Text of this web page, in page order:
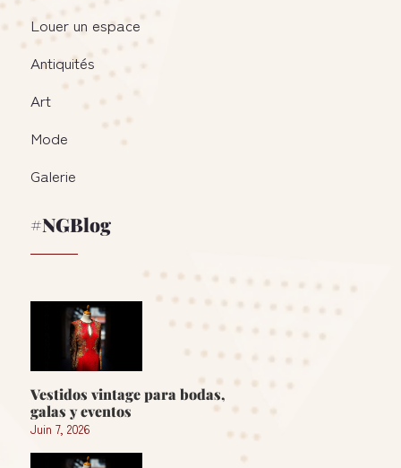
Louer un espace
Antiquités
Art
Mode
Galerie
#NGBlog
Vestidos vintage para bodas,
galas y eventos
Juin 7, 2026